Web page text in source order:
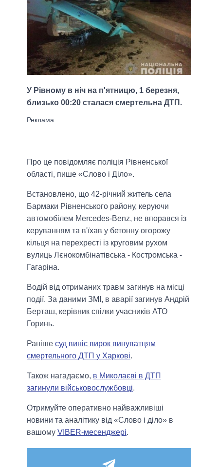
У Рівному в ніч на п'ятницю, 1 березня,
близько 00:20 сталася смертельна ДТП.
Про це повідомляє поліція Рівненської
області, пише «Слово і Діло».
Встановлено, що 42-річний житель села
Бармаки Рівненського району, керуючи
автомобілем Mercedes-Benz, не впорався із
керуванням та в'їхав у бетонну огорожу
кільця на перехресті із круговим рухом
вулиць Лєнокомбінатівська - Костромська -
Гагаріна.
Водій від отриманих травм загинув на місці
події. За даними ЗМІ, в аварії загинув Андрій
Берташ, керівник спілки учасників АТО
Горинь.
Раніше суд виніс вирок винуватцям
смертельного ДТП у Харкові.
Також нагадаємо, в Миколаєві в ДТП
загинули військовослужбовці.
Отримуйте оперативно найважливіші
новини та аналітику від «Слово і діло» в
вашому VIBER-месенджері.